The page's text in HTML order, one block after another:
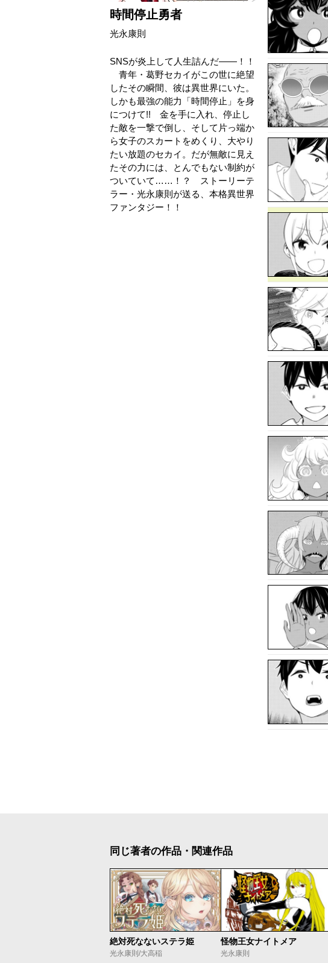
時間停止勇者
光永康則
SNSが炎上して人生詰んだ――！！
青年・葛野セカイがこの世に絶望
したその瞬間、彼は異世界にいた。
しかも最強の能力「時間停止」を身
につけて!! 金を手に入れ、停止し
た敵を一撃で倒し、そして片っ端か
ら女子のスカートをめくり、大やり
たい放題のセカイ。だが無敵に見え
たその力には、とんでもない制約が
ついていて……！？ ストーリーテ
ラー・光永康則が送る、本格異世界
ファンタジー！！
同じ著者の作品・関連作品
絶対死なないステラ姫
光永康則/大高稲
怪物王女ナイトメア
光永康則